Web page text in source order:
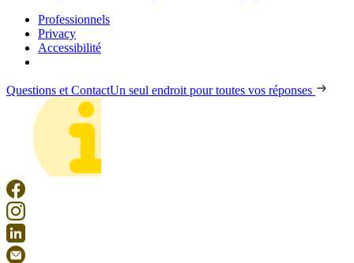
Professionnels
Privacy
Accessibilité
Questions et ContactUn seul endroit pour toutes vos réponses